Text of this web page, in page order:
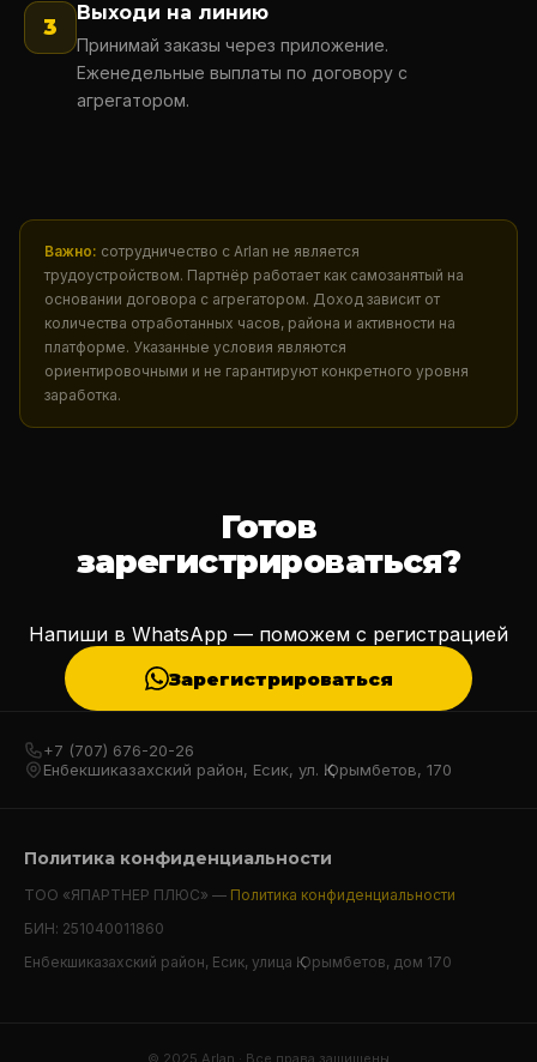
3
Выходи на линию
Принимай заказы через приложение.
Еженедельные выплаты по договору с
агрегатором.
Важно: сотрудничество с Arlan не является
трудоустройством. Партнёр работает как самозанятый на
основании договора с агрегатором. Доход зависит от
количества отработанных часов, района и активности на
платформе. Указанные условия являются
ориентировочными и не гарантируют конкретного уровня
заработка.
Готов
зарегистрироваться?
Напиши в WhatsApp — поможем с регистрацией
Зарегистрироваться
+7 (707) 676-20-26
Енбекшиказахский район, Есик, ул. Қ.Орымбетов, 170
Политика конфиденциальности
ТОО «ЯПАРТНЕР ПЛЮС» — Политика конфиденциальности
БИН: 251040011860
Енбекшиказахский район, Есик, улица Қ.Орымбетов, дом 170
© 2025 Arlan · Все права защищены